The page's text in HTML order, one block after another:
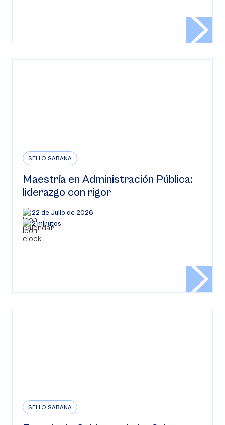
SELLO SABANA
Maestría en Administración Pública:
liderazgo con rigor
22 de Julio de 2026
2 minutos
SELLO SABANA